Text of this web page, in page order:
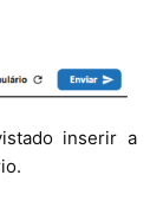
inserir a